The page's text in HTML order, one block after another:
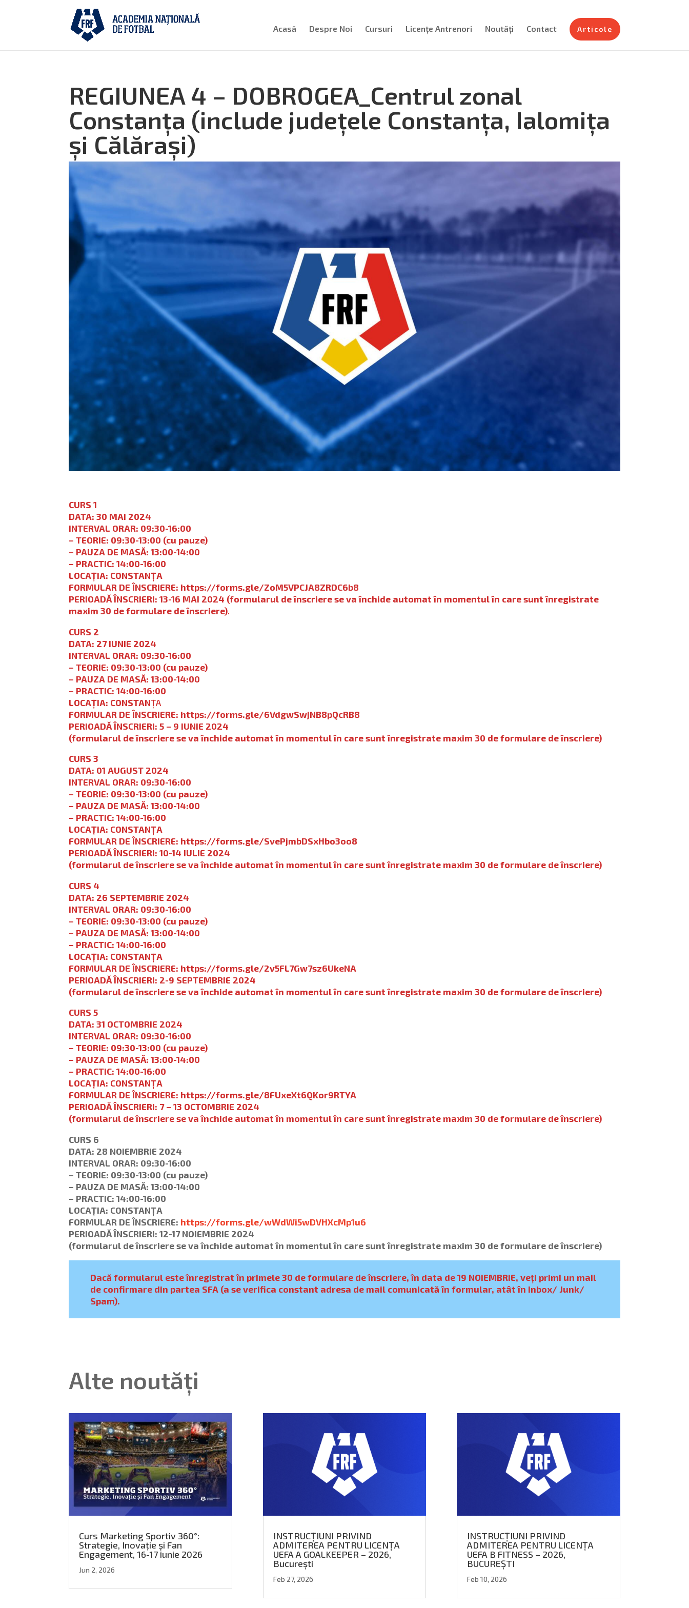
Acasă Despre Noi Cursuri Licențe Antrenori Noutăți Contact Articole
REGIUNEA 4 – DOBROGEA_Centrul zonal
Constanța (include județele Constanța, Ialomița
și Călărași)
CURS 1
DATA: 30 MAI 2024
INTERVAL ORAR: 09:30-16:00
– TEORIE: 09:30-13:00 (cu pauze)
– PAUZA DE MASĂ: 13:00-14:00
– PRACTIC: 14:00-16:00
LOCAȚIA: CONSTANȚA
FORMULAR DE ÎNSCRIERE: https://forms.gle/ZoM5VPCJA8ZRDC6b8
PERIOADĂ ÎNSCRIERI:13-16 MAI 2024 (formularul de înscriere se va închide automat în momentul în care sunt înregistrate
maxim 30 de formulare de înscriere).
CURS 2
DATA: 27 IUNIE 2024
INTERVAL ORAR: 09:30-16:00
– TEORIE: 09:30-13:00 (cu pauze)
– PAUZA DE MASĂ: 13:00-14:00
– PRACTIC: 14:00-16:00
LOCAȚIA: CONSTANȚA
FORMULAR DE ÎNSCRIERE: https://forms.gle/6VdgwSwjNB8pQcRB8
PERIOADĂ ÎNSCRIERI:5 – 9 IUNIE 2024
(formularul de înscriere se va închide automat în momentul în care sunt înregistrate maxim 30 de formulare de înscriere)
CURS 3
DATA: 01 AUGUST 2024
INTERVAL ORAR: 09:30-16:00
– TEORIE: 09:30-13:00 (cu pauze)
– PAUZA DE MASĂ: 13:00-14:00
– PRACTIC: 14:00-16:00
LOCAȚIA: CONSTANȚA
FORMULAR DE ÎNSCRIERE: https://forms.gle/SvePjmbDSxHbo3oo8
PERIOADĂ ÎNSCRIERI:10-14 IULIE 2024
(formularul de înscriere se va închide automat în momentul în care sunt înregistrate maxim 30 de formulare de înscriere)
CURS 4
DATA: 26 SEPTEMBRIE 2024
INTERVAL ORAR: 09:30-16:00
– TEORIE: 09:30-13:00 (cu pauze)
– PAUZA DE MASĂ: 13:00-14:00
– PRACTIC: 14:00-16:00
LOCAȚIA: CONSTANȚA
FORMULAR DE ÎNSCRIERE: https://forms.gle/2v5FL7Gw7sz6UkeNA
PERIOADĂ ÎNSCRIERI: 2-9 SEPTEMBRIE 2024
(formularul de înscriere se va închide automat în momentul în care sunt înregistrate maxim 30 de formulare de înscriere)
CURS 5
DATA: 31 OCTOMBRIE 2024
INTERVAL ORAR: 09:30-16:00
– TEORIE: 09:30-13:00 (cu pauze)
– PAUZA DE MASĂ: 13:00-14:00
– PRACTIC: 14:00-16:00
LOCAȚIA: CONSTANȚA
FORMULAR DE ÎNSCRIERE: https://forms.gle/8FUxeXt6QKor9RTYA
PERIOADĂ ÎNSCRIERI: 7 – 13 OCTOMBRIE 2024
(formularul de înscriere se va închide automat în momentul în care sunt înregistrate maxim 30 de formulare de înscriere)
CURS 6
DATA: 28 NOIEMBRIE 2024
INTERVAL ORAR: 09:30-16:00
– TEORIE: 09:30-13:00 (cu pauze)
– PAUZA DE MASĂ: 13:00-14:00
– PRACTIC: 14:00-16:00
LOCAȚIA: CONSTANȚA
FORMULAR DE ÎNSCRIERE: https://forms.gle/wWdWi5wDVHXcMp1u6
PERIOADĂ ÎNSCRIERI: 12-17 NOIEMBRIE 2024
(formularul de înscriere se va închide automat în momentul în care sunt înregistrate maxim 30 de formulare de înscriere)
Dacă formularul este înregistrat în primele 30 de formulare de înscriere, în data de 19 NOIEMBRIE, veți primi un mail
de confirmare din partea SFA (a se verifica constant adresa de mail comunicată în formular, atât în Inbox/ Junk/
Spam).
Alte noutăți
Curs Marketing Sportiv 360°:
Strategie, Inovație și Fan
Engagement, 16-17 iunie 2026
Jun 2, 2026
INSTRUCȚIUNI PRIVIND
ADMITEREA PENTRU LICENȚA
UEFA A GOALKEEPER – 2026,
București
Feb 27, 2026
INSTRUCȚIUNI PRIVIND
ADMITEREA PENTRU LICENȚA
UEFA B FITNESS – 2026,
BUCUREȘTI
Feb 10, 2026